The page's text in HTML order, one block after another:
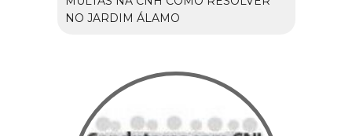
NO JARDIM ÁLAMO